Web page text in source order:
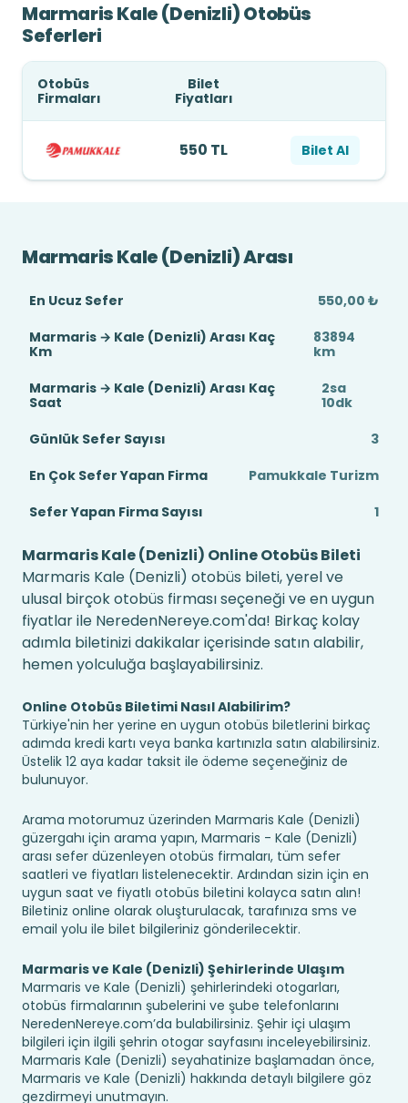
Marmaris Kale (Denizli) Otobüs
Seferleri
Otobüs
Firmaları
Bilet
Fiyatları
550 TL Bilet Al
Marmaris Kale (Denizli) Arası
En Ucuz Sefer
550,00 ₺
Marmaris → Kale (Denizli) Arası Kaç
Km
83894
km
Marmaris → Kale (Denizli) Arası Kaç
Saat
2sa
10dk
Günlük Sefer Sayısı
3
En Çok Sefer Yapan Firma
Pamukkale Turizm
Sefer Yapan Firma Sayısı
1
Marmaris Kale (Denizli) Online Otobüs Bileti
Marmaris Kale (Denizli) otobüs bileti, yerel ve
ulusal birçok otobüs firması seçeneği ve en uygun
fiyatlar ile NeredenNereye.com'da! Birkaç kolay
adımla biletinizi dakikalar içerisinde satın alabilir,
hemen yolculuğa başlayabilirsiniz.
Online Otobüs Biletimi Nasıl Alabilirim?
Türkiye'nin her yerine en uygun otobüs biletlerini birkaç
adımda kredi kartı veya banka kartınızla satın alabilirsiniz.
Üstelik 12 aya kadar taksit ile ödeme seçeneğiniz de
bulunuyor.
Arama motorumuz üzerinden Marmaris Kale (Denizli)
güzergahı için arama yapın, Marmaris - Kale (Denizli)
arası sefer düzenleyen otobüs firmaları, tüm sefer
saatleri ve fiyatları listelenecektir. Ardından sizin için en
uygun saat ve fiyatlı otobüs biletini kolayca satın alın!
Biletiniz online olarak oluşturulacak, tarafınıza sms ve
email yolu ile bilet bilgileriniz gönderilecektir.
Marmaris ve Kale (Denizli) Şehirlerinde Ulaşım
Marmaris ve Kale (Denizli) şehirlerindeki otogarları,
otobüs firmalarının şubelerini ve şube telefonlarını
NeredenNereye.com’da bulabilirsiniz. Şehir içi ulaşım
bilgileri için ilgili şehrin otogar sayfasını inceleyebilirsiniz.
Marmaris Kale (Denizli) seyahatinize başlamadan önce,
Marmaris ve Kale (Denizli) hakkında detaylı bilgilere göz
gezdirmeyi unutmayın.